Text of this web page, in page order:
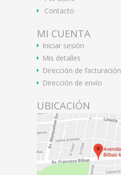
Contacto
MI CUENTA
Iniciar sesión
Mis detalles
Dirección de facturación
Dirección de envío
UBICACIÓN